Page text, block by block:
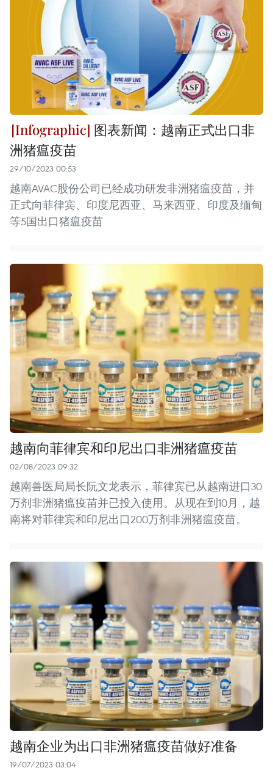
图表新闻：越南正式出口非
洲猪瘟疫苗
29/10/2023 00:53
越南AVAC股份公司已经成功研发非洲猪瘟疫苗，并
正式向菲律宾、印度尼西亚、马来西亚、印度及缅甸
等5国出口猪瘟疫苗
越南向菲律宾和印尼出口非洲猪瘟疫苗
02/08/2023 09:32
越南兽医局局长阮文龙表示，菲律宾已从越南进口30
万剂非洲猪瘟疫苗并已投入使用。从现在到10月，越
南将对菲律宾和印尼出口200万剂非洲猪瘟疫苗。
越南企业为出口非洲猪瘟疫苗做好准备
19/07/2023 03:04